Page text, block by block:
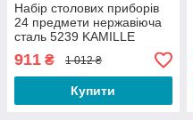
Набір столових приборів
24 предмети нержавіюча
сталь 5239 KAMILLE
911 ₴ 1 012 ₴
Купити